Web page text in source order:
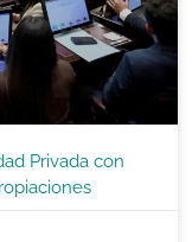
Privada con